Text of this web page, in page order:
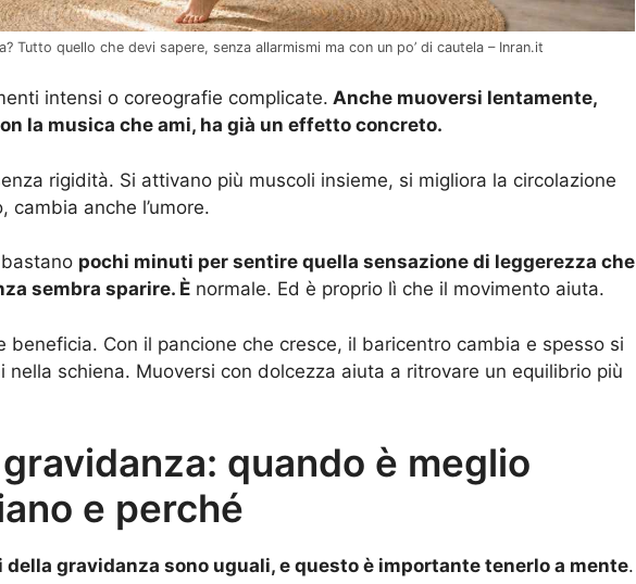
Tutto quello che devi sapere, senza allarmismi ma con un po’ di cautela – Inran.it
intensi o coreografie complicate. Anche muoversi lentamente,
la musica che ami, ha già un effetto concreto.
rigidità. Si attivano più muscoli insieme, si migliora la circolazione
cambia anche l’umore.
pochi minuti per sentire quella sensazione di leggerezza che
sembra sparire. È normale. Ed è proprio lì che il movimento aiuta.
beneficia. Con il pancione che cresce, il baricentro cambia e spesso si
nella schiena. Muoversi con dolcezza aiuta a ritrovare un equilibrio più
quando è meglio
e perché
gravidanza sono uguali, e questo è importante tenerlo a mente.